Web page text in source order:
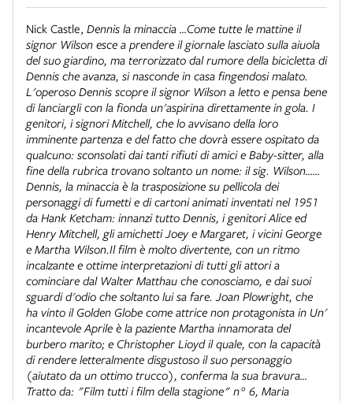
Nick Castle, Dennis la minaccia …Come tutte le mattine il
signor Wilson esce a prendere il giornale lasciato sulla aiuola
del suo giardino, ma terrorizzato dal rumore della bicicletta di
Dennis che avanza, si nasconde in casa fingendosi malato.
L'operoso Dennis scopre il signor Wilson a letto e pensa bene
di lanciargli con la fionda un'aspirina direttamente in gola. I
genitori, i signori Mitchell, che lo avvisano della loro
imminente partenza e del fatto che dovrà essere ospitato da
qualcuno: sconsolati dai tanti rifiuti di amici e Baby-sitter, alla
fine della rubrica trovano soltanto un nome: il sig. Wilson……
Dennis, la minaccia è la trasposizione su pellicola dei
personaggi di fumetti e di cartoni animati inventati nel 1951
da Hank Ketcham: innanzi tutto Dennis, i genitori Alice ed
Henry Mitchell, gli amichetti Joey e Margaret, i vicini George
e Martha Wilson.Il film è molto divertente, con un ritmo
incalzante e ottime interpretazioni di tutti gli attori a
cominciare dal Walter Matthau che conosciamo, e dai suoi
sguardi d'odio che soltanto lui sa fare. Joan Plowright, che
ha vinto il Golden Globe come attrice non protagonista in Un'
incantevole Aprile è la paziente Martha innamorata del
burbero marito; e Christopher Lioyd il quale, con la capacità
di rendere letteralmente disgustoso il suo personaggio
(aiutato da un ottimo trucco), conferma la sua bravura…
Tratto da: "Film tutti i film della stagione" n° 6, Maria